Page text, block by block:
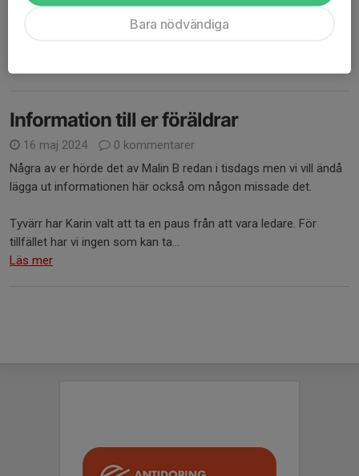
Under våren har ljusblå och mörkblå kört mycket tillsammans,
Information till er föräldrar
16 maj 2024
0 kommentarer
Några av er hörde det av Malin B redan i tisdags men vi vill ändå
lägga ut informationen här också om någon missade det.
Tyvärr har Karin valt att ta en paus från att vara ledare. För
tillfället har vi ingen som kan ta...
Läs mer
Bara nödvändiga